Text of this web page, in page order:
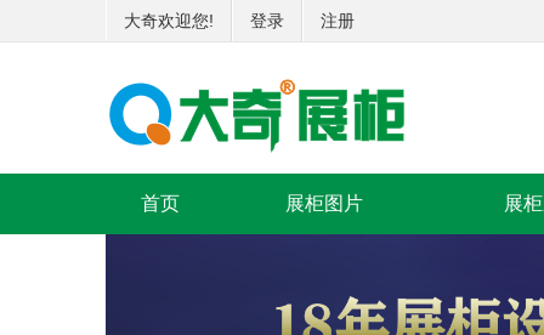
大奇欢迎您! 登录 注册
首页 展柜图片 展